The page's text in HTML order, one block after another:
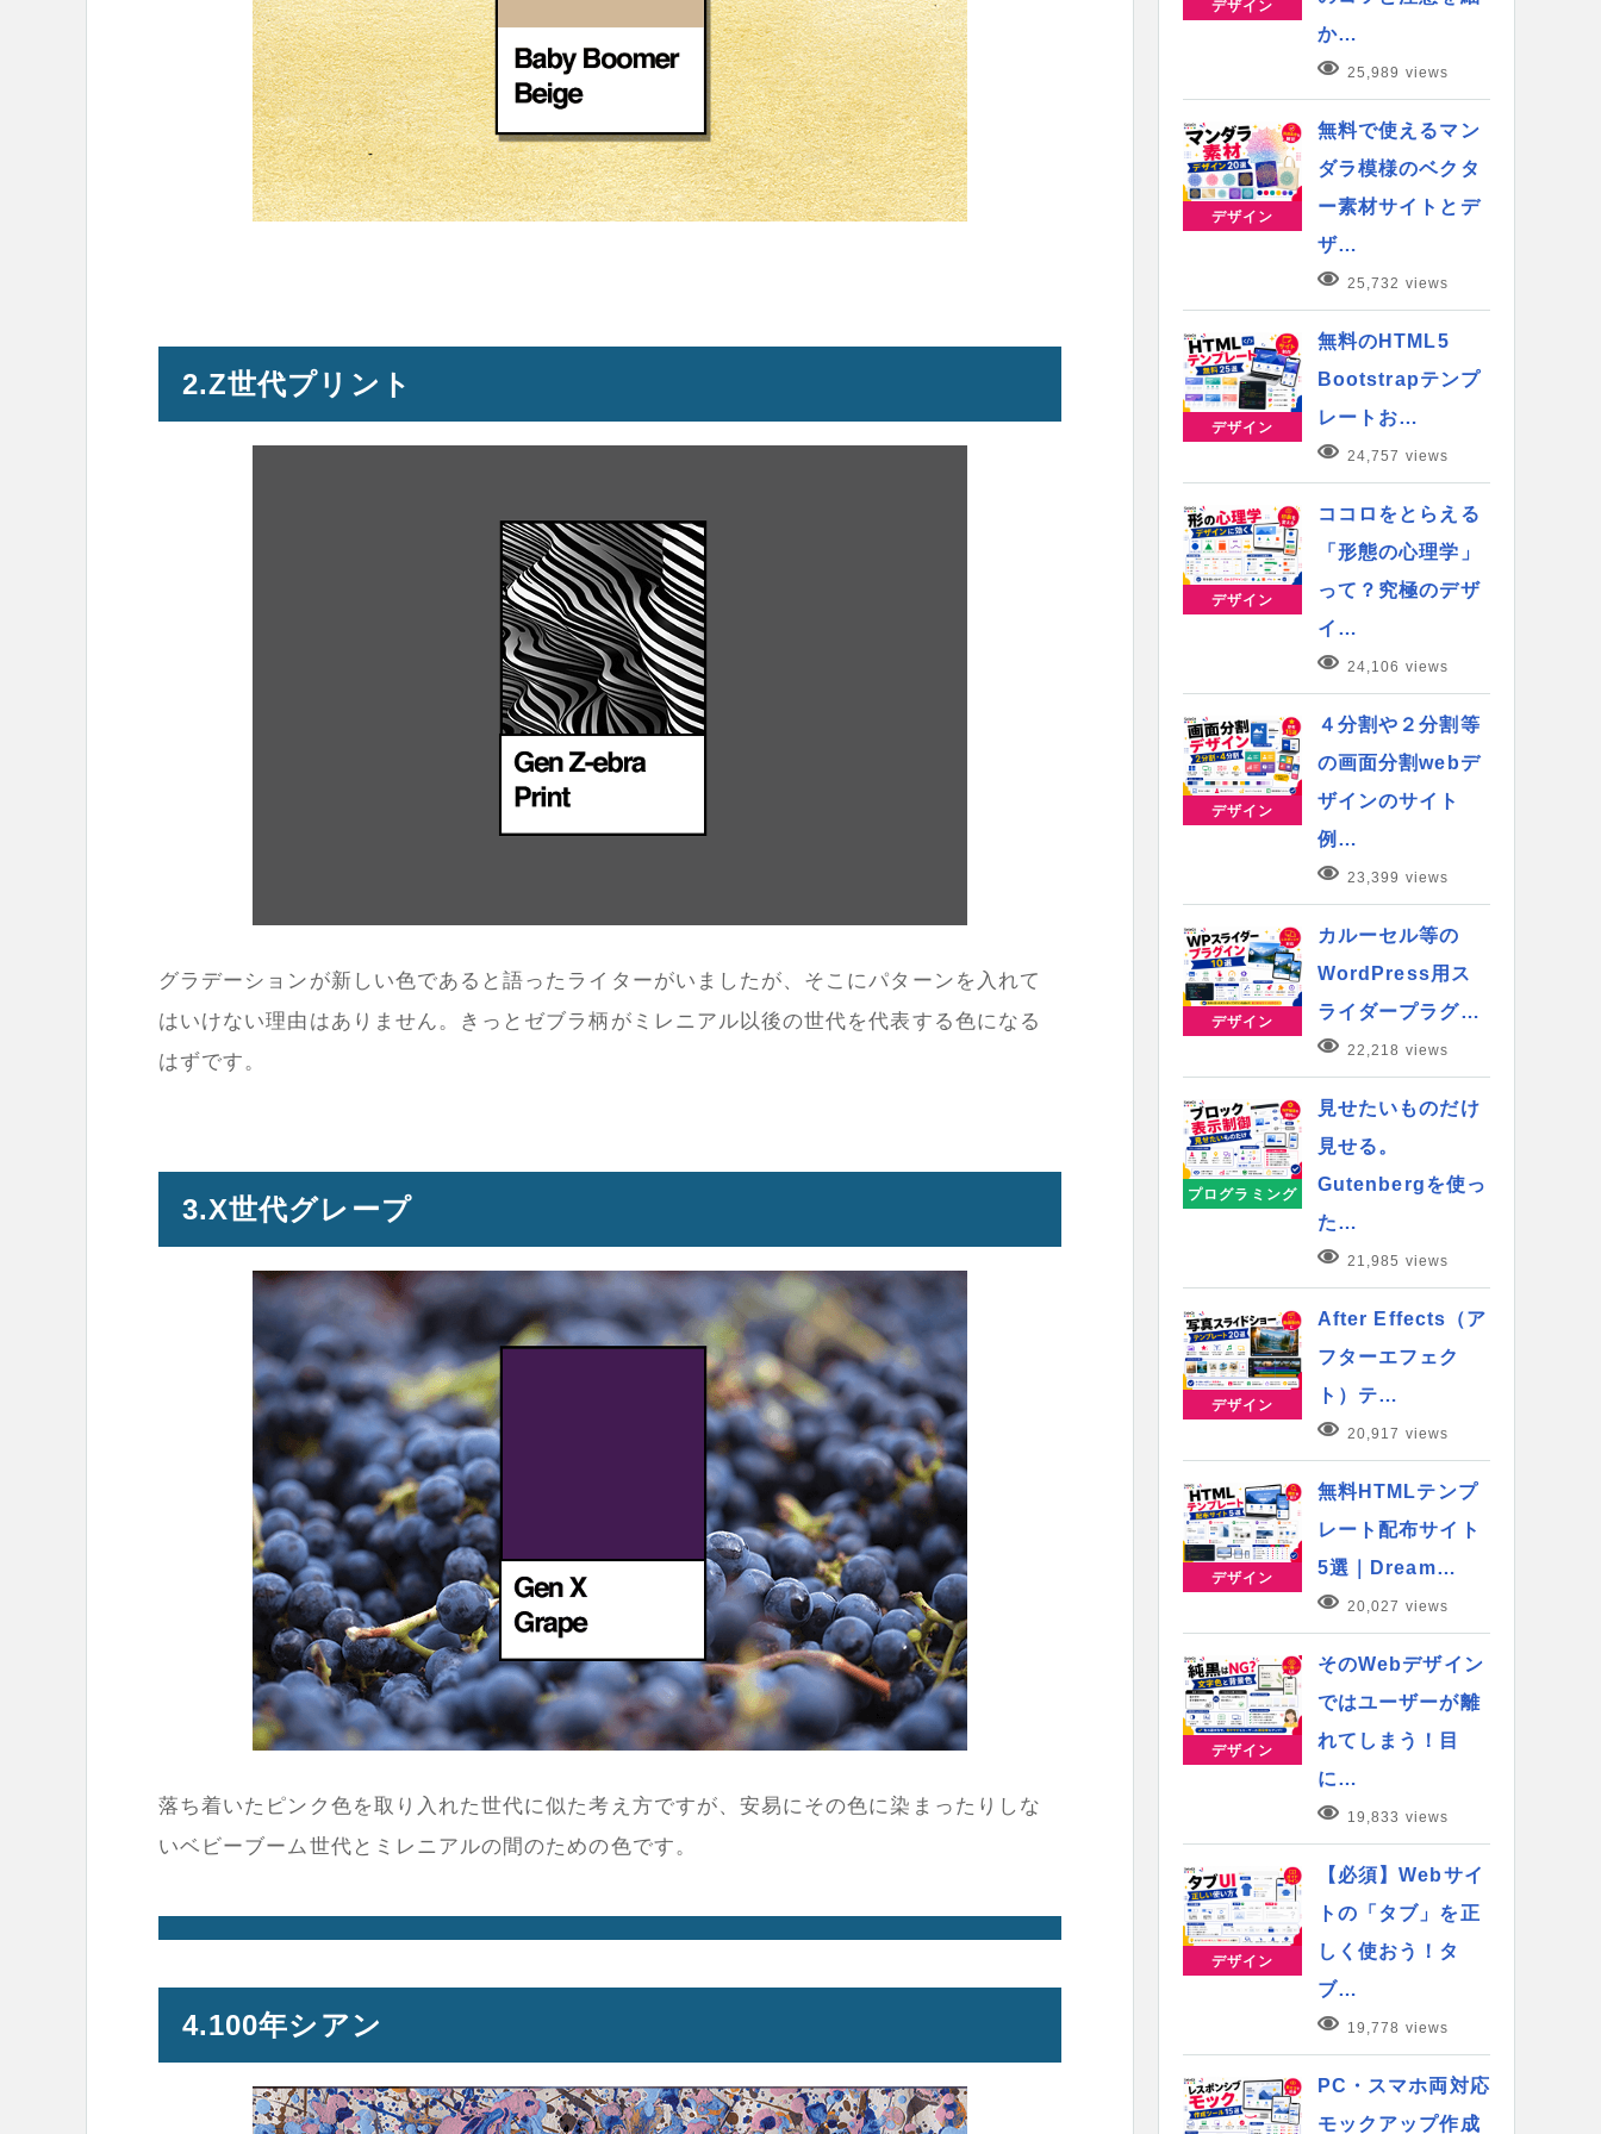
2.Z世代プリント
グラデーションが新しい色であると語ったライターがいましたが、そこにパターンを入れて
はいけない理由はありません。きっとゼブラ柄がミレニアル以後の世代を代表する色になる
はずです。
3.X世代グレープ
落ち着いたピンク色を取り入れた世代に似た考え方ですが、安易にその色に染まったりしな
いベビーブーム世代とミレニアルの間のための色です。
4.100年シアン
デザイン
か…
25,989 views
デザイン
無料で使えるマン
ダラ模様のベクタ
ー素材サイトとデ
ザ…
25,732 views
デザイン
無料のHTML5
Bootstrapテンプ
レートお…
24,757 views
デザイン
ココロをとらえる
「形態の心理学」
って？究極のデザ
イ…
24,106 views
デザイン
４分割や２分割等
の画面分割webデ
ザインのサイト
例…
23,399 views
デザイン
カルーセル等の
WordPress用ス
ライダープラグ…
22,218 views
プログラミング
見せたいものだけ
見せる。
Gutenbergを使っ
た…
21,985 views
デザイン
After Effects（ア
フターエフェク
ト）テ…
20,917 views
デザイン
無料HTMLテンプ
レート配布サイト
5選｜Dream…
20,027 views
デザイン
そのWebデザイン
ではユーザーが離
れてしまう！目
に…
19,833 views
デザイン
【必須】Webサイ
トの「タブ」を正
しく使おう！タ
ブ…
19,778 views
PC・スマホ両対応
モックアップ作成